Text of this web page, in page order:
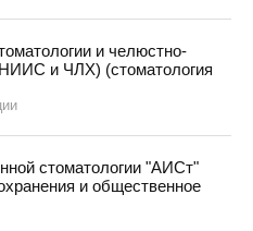
и челюстно-
и ЧЛХ) (стоматология
стоматологии "АИСт"
и общественное